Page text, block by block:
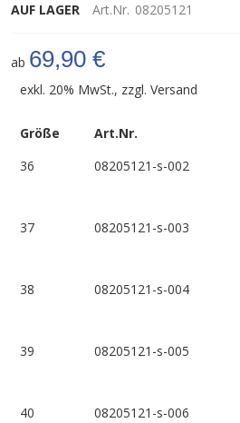
AUF LAGER Art.Nr. 08205121
ab 69,90 €
exkl. 20% MwSt., zzgl. Versand
Größe Art.Nr.
36
08205121-s-002
37 08205121-s-003
38 08205121-s-004
39 08205121-s-005
40 08205121-s-006